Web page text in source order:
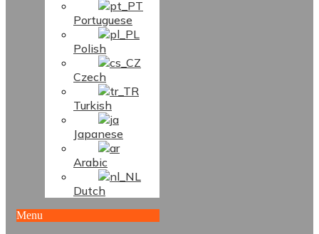
Portuguese
Polish
Czech
Turkish
Japanese
Arabic
Dutch
Menu